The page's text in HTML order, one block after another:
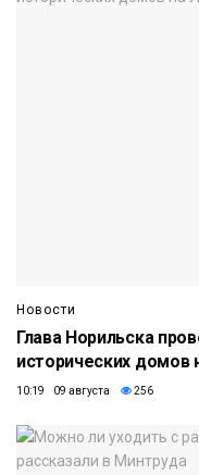
Новости
Глава Норильска
исторических домов
10:19 09 августа 256